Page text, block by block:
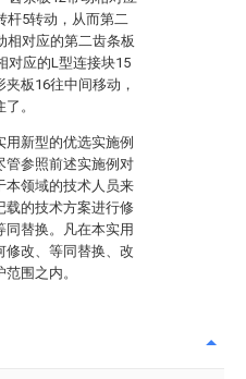
杆5转动，从而第二
相对应的第二齿条板
对应的L型连接块15
板16往中间移动，
。
新型的优选实施例
管参照前述实施例对
本领域的技术人员来
载的技术方案进行修
替换。凡在本实用
修改、等同替换、改
围之内。